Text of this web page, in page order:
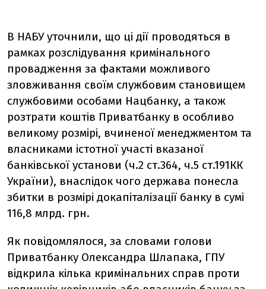
В НАБУ уточнили, що ці дії проводяться в
рамках розслідування кримінального
провадження за фактами можливого
зловживання своїм службовим становищем
службовими особами Нацбанку, а також
розтрати коштів Приватбанку в особливо
великому розмірі, вчиненої менеджментом та
власниками істотної участі вказаної
банківської установи (ч.2 ст.364, ч.5 ст.191КК
України), внаслідок чого держава понесла
збитки в розмірі докапіталізації банку в сумі
116,8 млрд. грн.
Як повідомлялося, за словами голови
Приватбанку Олександра Шлапака, ГПУ
відкрила кілька кримінальних справ проти